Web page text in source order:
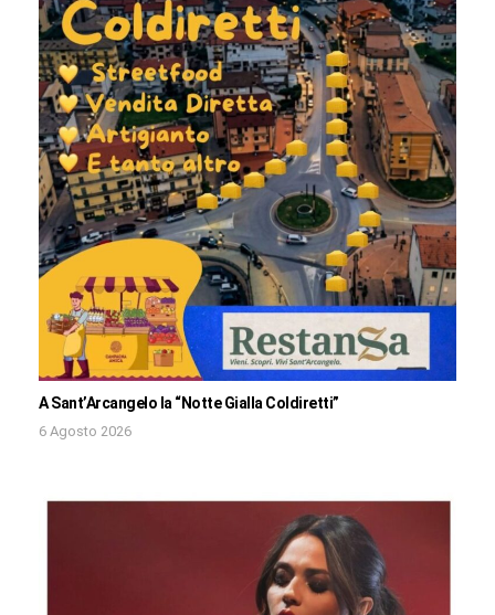
A Sant’Arcangelo la “Notte Gialla Coldiretti”
6 Agosto 2026